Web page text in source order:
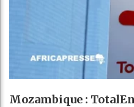
Mozambique :